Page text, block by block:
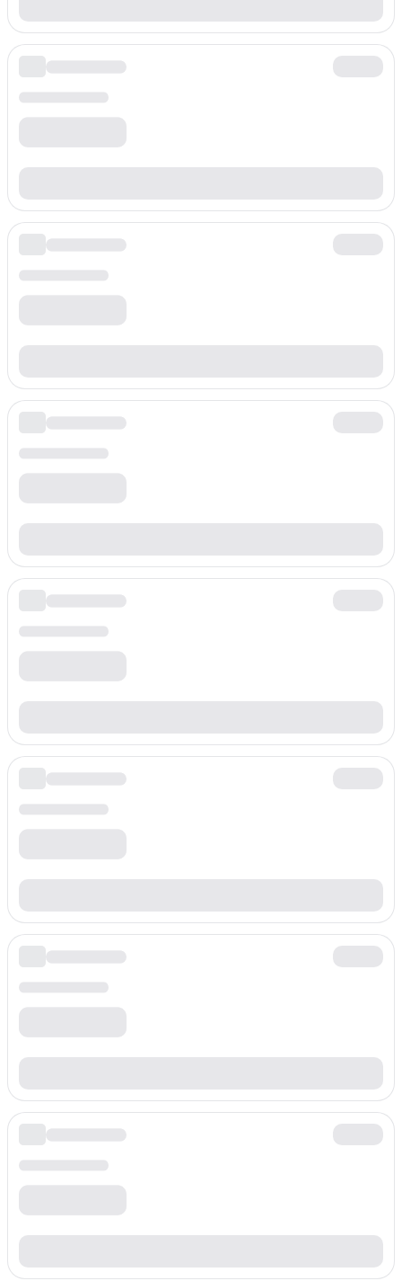
+43688
$0.028/min
$0.028/min
+43699
Preis pro Minute
$0.028/min
Präfix
+4369988
Preis pro Minute
$0.028/min
+4369989
$0.028/min